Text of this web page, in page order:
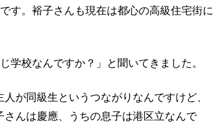
す。裕子さんも現在は都心の高級住宅街に
校なんですか？」と聞いてきました。
が同級生というつながりなんですけど、
んは慶應、うちの息子は港区立なんで